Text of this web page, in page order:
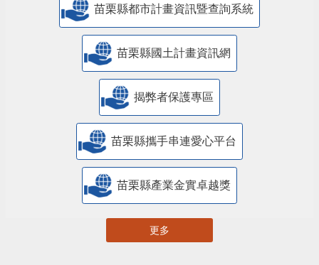
苗栗縣都市計畫資訊暨查詢系統
苗栗縣國土計畫資訊網
揭弊者保護專區
苗栗縣攜手串連愛心平台
苗栗縣產業金實卓越獎
更多